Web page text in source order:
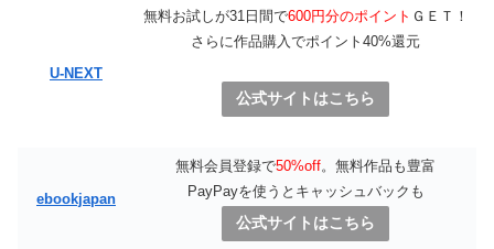
U-NEXT
無料お試しが31日間で600円分のポイント ＧＥＴ！
さらに作品購入でポイント40%還元
公式サイトはこちら
ebookjapan
無料会員登録で50%off。無料作品も豊富
PayPayを使うとキャッシュバックも
公式サイトはこちら